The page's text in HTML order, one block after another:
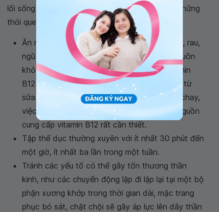
lối sống lành mạnh cho mình và người thân với những
thói quen hỗ trợ sức khỏe thần kinh như sau:
Ăn một chế độ dinh dưỡng với nhiều trái cây, rau,
ngũ cốc và protein để giữ cho hệ thần kinh luôn
khỏe mạnh. Bảo vệ cơ thể chống thiếu vitamin
B12 bằng cách ăn thịt, cá, trứng, thực phẩm từ
sữa ít béo và ngũ cốc. Nếu bạn là người ăn chay,
việc tăng cường nguồn đạm từ thực vật là nguồn
cung cấp vitamin B12 rất cần thiết.
Tập thể dục thường xuyên với ít nhất 30 phút đến
một giờ, ít nhất ba lần trong một tuần.
Tránh các yếu tố có thể gây tổn thương thần
kinh, như các chuyển động lặp đi lặp lại tại một bộ
phận xương khớp trong thời gian dài, mặc trang
phục bó sát, chật chội sẽ gây áp lực lên dây thần